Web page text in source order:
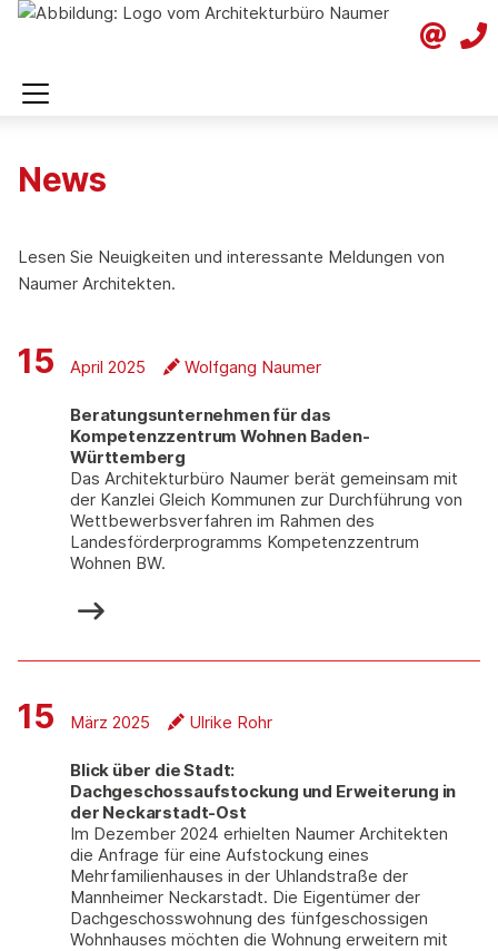
News
Lesen Sie Neuigkeiten und interessante Meldungen von
Naumer Architekten.
Beratungsunternehmen für das
Kompetenzzentrum Wohnen Baden-
Württemberg
Das Architekturbüro Naumer berät gemeinsam mit
der Kanzlei Gleich Kommunen zur Durchführung von
Wettbewerbsverfahren im Rahmen des
Landesförderprogramms Kompetenzzentrum
Wohnen BW.
15 April 2025 Wolfgang Naumer
Blick über die Stadt:
Dachgeschossaufstockung und Erweiterung in
der Neckarstadt-Ost
Im Dezember 2024 erhielten Naumer Architekten
die Anfrage für eine Aufstockung eines
Mehrfamilienhauses in der Uhlandstraße der
Mannheimer Neckarstadt. Die Eigentümer der
Dachgeschosswohnung des fünfgeschossigen
Wohnhauses möchten die Wohnung erweitern mit
15 März 2025 Ulrike Rohr